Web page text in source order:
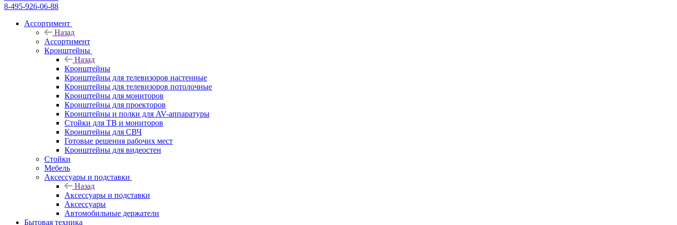
8-495-926-06-88
Ассортимент
Назад
Ассортимент
Кронштейны
Назад
Кронштейны
Кронштейны для телевизоров настенные
Кронштейны для телевизоров потолочные
Кронштейны для мониторов
Кронштейны для проекторов
Кронштейны и полки для AV-аппаратуры
Стойки для ТВ и мониторов
Кронштейны для СВЧ
Готовые решения рабочих мест
Кронштейны для видеостен
Стойки
Мебель
Аксессуары и подставки
Назад
Аксессуары и подставки
Аксессуары
Автомобильные держатели
Бытовая техника